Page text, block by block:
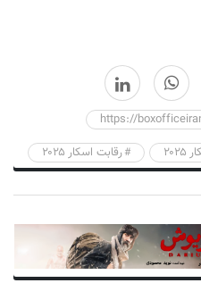
https://
رقابت اسکار ۲۰۲۵